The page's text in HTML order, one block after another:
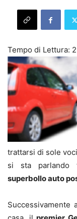
trattarsi di sole
si sta parlando
superbollo auto
Successivamente